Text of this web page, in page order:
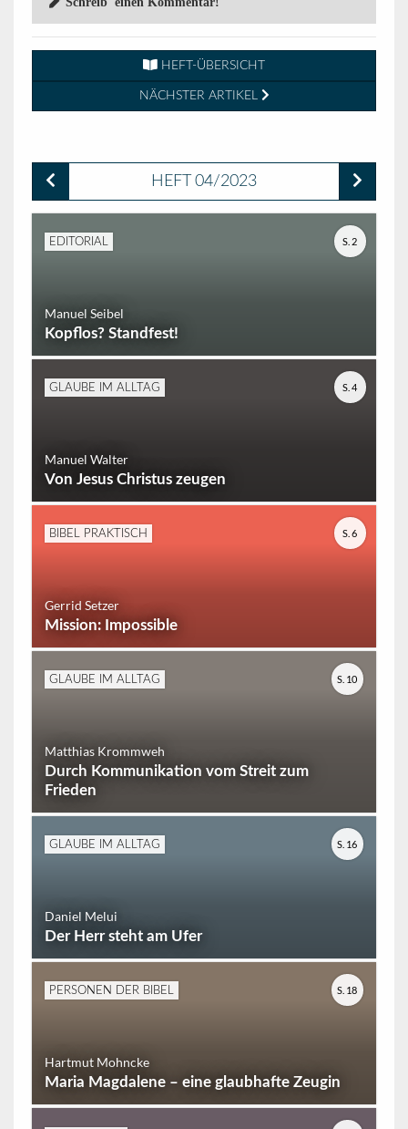
HEFT-ÜBERSICHT
NÄCHSTER ARTIKEL
HEFT 04/2023
EDITORIAL
Manuel Seibel
Kopflos? Standfest!
S. 2
GLAUBE IM ALLTAG
Manuel Walter
Von Jesus Christus zeugen
S. 4
BIBEL PRAKTISCH
Gerrid Setzer
Mission: Impossible
S. 6
GLAUBE IM ALLTAG
Matthias Krommweh
Durch Kommunikation vom Streit zum
Frieden
S. 10
GLAUBE IM ALLTAG
Daniel Melui
Der Herr steht am Ufer
S. 16
PERSONEN DER BIBEL
Hartmut Mohncke
Maria Magdalene – eine glaubhafte Zeugin
S. 18